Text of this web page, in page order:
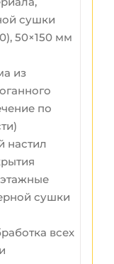
сушки
50×150 мм
из
по
настил
сушки
всех